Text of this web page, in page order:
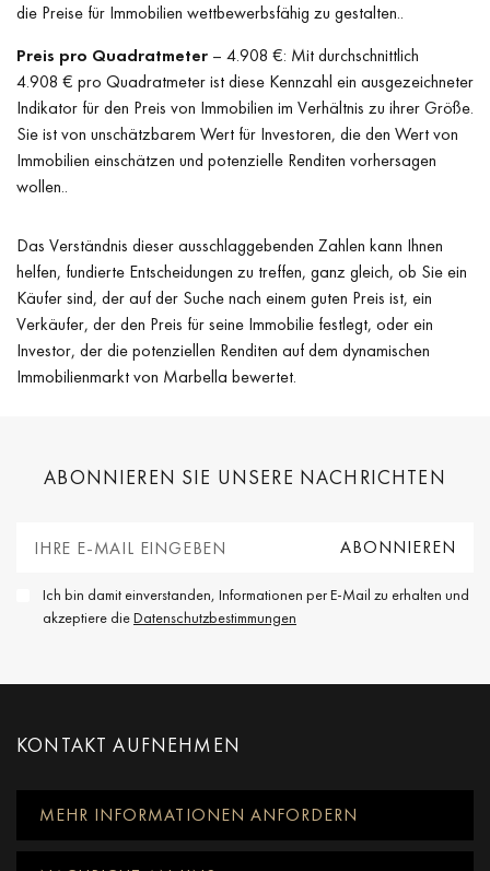
die Preise für Immobilien wettbewerbsfähig zu gestalten..
Preis pro Quadratmeter – 4.908 €: Mit durchschnittlich
4.908 € pro Quadratmeter ist diese Kennzahl ein ausgezeichneter
Indikator für den Preis von Immobilien im Verhältnis zu ihrer Größe.
Sie ist von unschätzbarem Wert für Investoren, die den Wert von
Immobilien einschätzen und potenzielle Renditen vorhersagen
wollen..
Das Verständnis dieser ausschlaggebenden Zahlen kann Ihnen
helfen, fundierte Entscheidungen zu treffen, ganz gleich, ob Sie ein
Käufer sind, der auf der Suche nach einem guten Preis ist, ein
Verkäufer, der den Preis für seine Immobilie festlegt, oder ein
Investor, der die potenziellen Renditen auf dem dynamischen
Immobilienmarkt von Marbella bewertet.
ABONNIEREN SIE UNSERE NACHRICHTEN
Ich bin damit einverstanden, Informationen per E-Mail zu erhalten und
akzeptiere dieDatenschutzbestimmungen
KONTAKT AUFNEHMEN
MEHR INFORMATIONEN ANFORDERN